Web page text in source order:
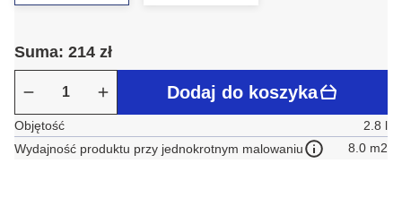
Suma: 214 zł
Dodaj do koszyka
Objętość
2.8 l
Wydajność produktu przy jednokrotnym malowaniu
8.0 m2